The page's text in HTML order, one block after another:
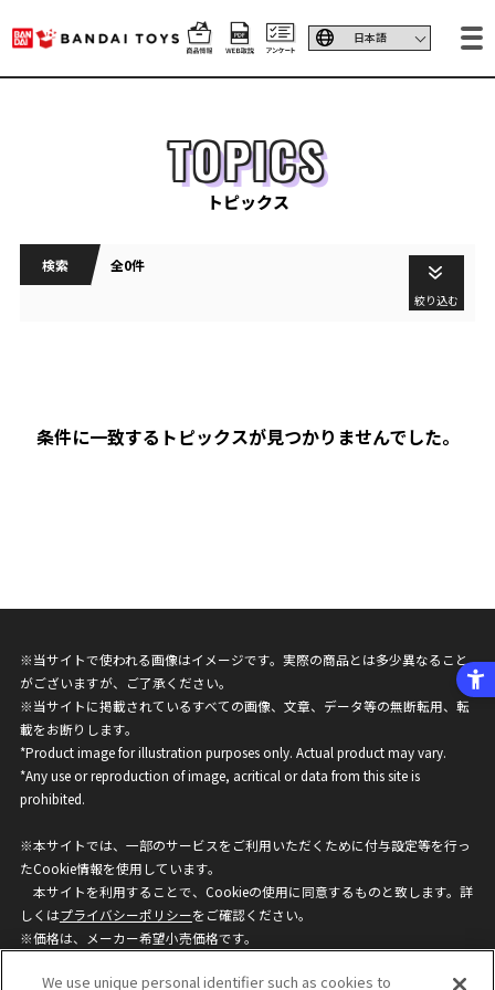
TOPICS
トピックス
検索 全0件
絞り込む
条件に一致するトピックスが見つかりませんでした。
※当サイトで使われる画像はイメージです。実際の商品とは多少異なること
がございますが、ご了承ください。
※当サイトに掲載されているすべての画像、文章、データ等の無断転用、転
載をお断りします。
*Product image for illustration purposes only. Actual product may vary.
*Any use or reproduction of image, acritical or data from this site is
prohibited.
※本サイトでは、一部のサービスをご利用いただくために付与設定等を行っ
たCookie情報を使用しています。
本サイトを利用することで、Cookieの使用に同意するものと致します。詳
しくはプライバシーポリシーをご確認ください。
※価格は、メーカー希望小売価格です。
ざいますのでご了承ください。
We use unique personal identifier such as cookies to